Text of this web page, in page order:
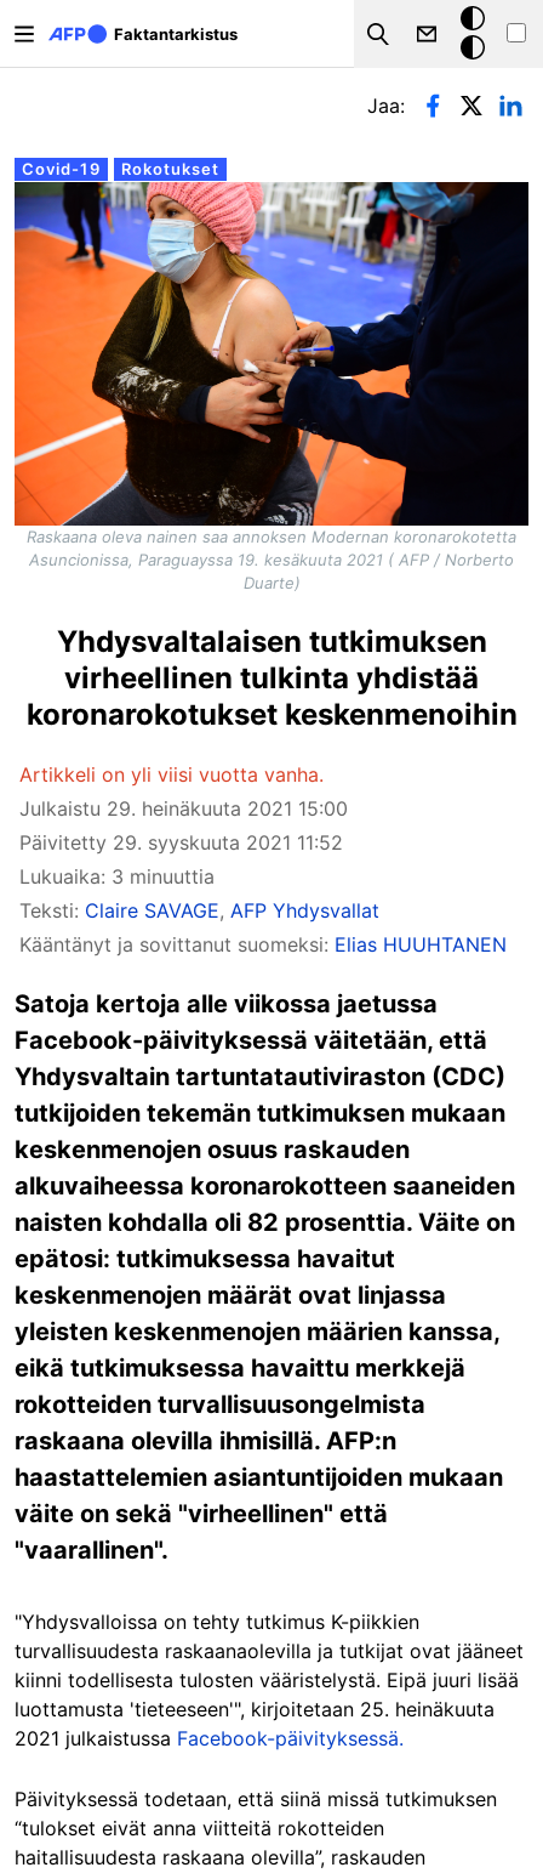
Faktantarkistus
Search
Tumma
tila
Ensisijaiset välilehdet
Covid-19 Rokotukset
Jaa:
Raskaana oleva nainen saa annoksen Modernan koronarokotetta
Asuncionissa, Paraguayssa 19. kesäkuuta 2021 ( AFP / Norberto
Duarte)
Yhdysvaltalaisen tutkimuksen
virheellinen tulkinta yhdistää
koronarokotukset keskenmenoihin
Artikkeli on yli viisi vuotta vanha.
Julkaistu 29. heinäkuuta 2021 15:00
Päivitetty 29. syyskuuta 2021 11:52
Lukuaika: 3 minuuttia
Teksti: Claire SAVAGE, AFP Yhdysvallat
Kääntänyt ja sovittanut suomeksi: Elias HUUHTANEN
Satoja kertoja alle viikossa jaetussa
Facebook-päivityksessä väitetään, että
Yhdysvaltain tartuntatautiviraston (CDC)
tutkijoiden tekemän tutkimuksen mukaan
keskenmenojen osuus raskauden
alkuvaiheessa koronarokotteen saaneiden
naisten kohdalla oli 82 prosenttia. Väite on
epätosi: tutkimuksessa havaitut
keskenmenojen määrät ovat linjassa
yleisten keskenmenojen määrien kanssa,
eikä tutkimuksessa havaittu merkkejä
rokotteiden turvallisuusongelmista
raskaana olevilla ihmisillä. AFP:n
haastattelemien asiantuntijoiden mukaan
väite on sekä "virheellinen" että
"vaarallinen".
"Yhdysvalloissa on tehty tutkimus K-piikkien
turvallisuudesta raskaanaolevilla ja tutkijat ovat jääneet
kiinni todellisesta tulosten vääristelystä. Eipä juuri lisää
luottamusta 'tieteeseen'", kirjoitetaan 25. heinäkuuta
2021 julkaistussa Facebook-päivityksessä.
Päivityksessä todetaan, että siinä missä tutkimuksen
“tulokset eivät anna viitteitä rokotteiden
haitallisuudesta raskaana olevilla”, raskauden